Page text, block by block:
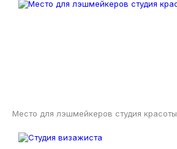
Место для лэшмейкеров студия красоты